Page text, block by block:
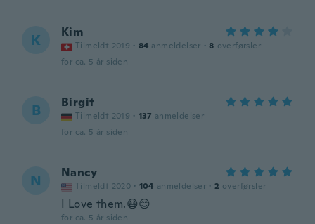
K Kim
Tilmeldt 2019 · 84 anmeldelser · 8 overførsler
for ca. 5 år siden
B Birgit
Tilmeldt 2019 · 137 anmeldelser
for ca. 5 år siden
N Nancy
Tilmeldt 2020 · 104 anmeldelser · 2 overførsler
I Love them.😷😊
for ca. 5 år siden